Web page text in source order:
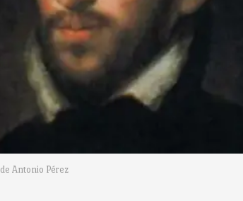
Antonio Pérez